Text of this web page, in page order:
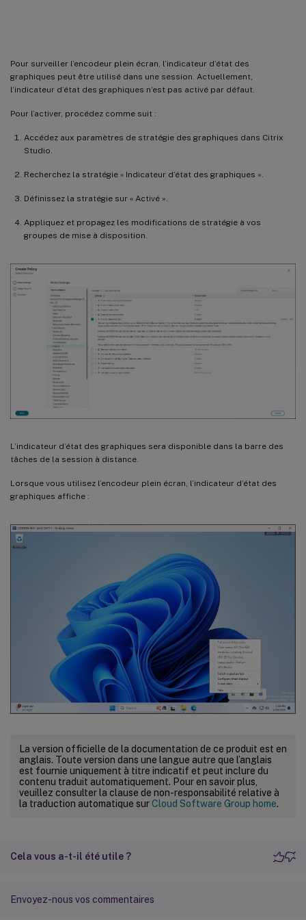
Pour surveiller l’encodeur plein écran, l’indicateur d’état des
graphiques peut être utilisé dans une session. Actuellement,
l’indicateur d’état des graphiques n’est pas activé par défaut.
Pour l’activer, procédez comme suit :
Accédez aux paramètres de stratégie des graphiques dans Citrix
Studio.
Recherchez la stratégie « Indicateur d’état des graphiques ».
Définissez la stratégie sur « Activé ».
Appliquez et propagez les modifications de stratégie à vos
groupes de mise à disposition.
L’indicateur d’état des graphiques sera disponible dans la barre des
tâches de la session à distance.
Lorsque vous utilisez l’encodeur plein écran, l’indicateur d’état des
graphiques affiche :
La version officielle de la documentation de ce produit est en
anglais. Toute version dans une langue autre que l’anglais
est fournie uniquement à titre indicatif et peut inclure du
contenu traduit automatiquement. Pour en savoir plus,
veuillez consulter la clause de non-responsabilité relative à
la traduction automatique surCloud Software Group home.
Cela vous a-t-il été utile ?
Envoyez-nous vos commentaires